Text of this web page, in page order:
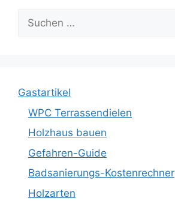
Suche
nach:
Gastartikel
WPC Terrassendielen
Holzhaus bauen
Gefahren-Guide
Badsanierungs-Kostenrechner
Holzarten